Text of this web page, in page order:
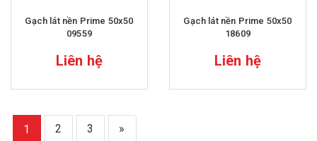
Gạch lát nền Prime 50x50
09559
Liên hệ
Gạch lát nền Prime 50x50
18609
Liên hệ
1 2 3 »